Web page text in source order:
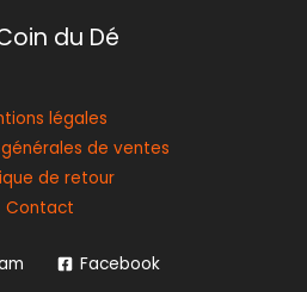
du Dé
légales
de ventes
de retour
Contact
Facebook